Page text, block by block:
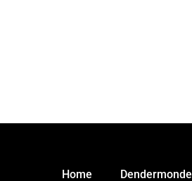
Home Dendermonde